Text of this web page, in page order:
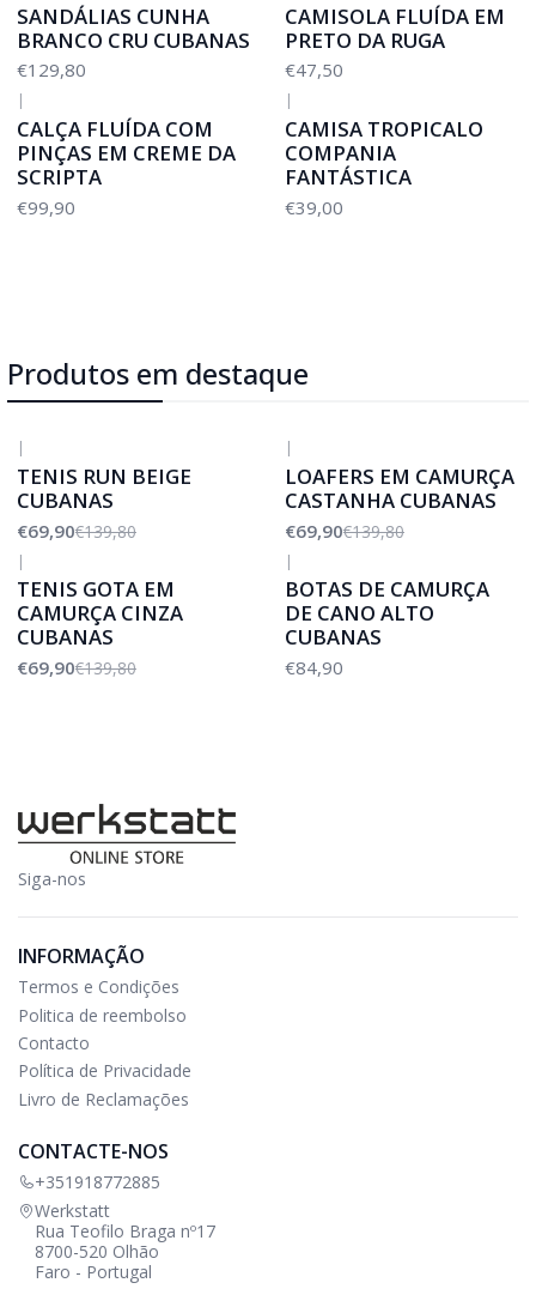
SANDÁLIAS CUNHA
BRANCO CRU CUBANAS
€129,80
CAMISOLA FLUÍDA EM
PRETO DA RUGA
€47,50
|
CALÇA FLUÍDA COM
PINÇAS EM CREME DA
SCRIPTA
€99,90
|
CAMISA TROPICALO
COMPANIA
FANTÁSTICA
€39,00
Produtos em destaque
|
TENIS RUN BEIGE
CUBANAS
€69,90€139,80
|
LOAFERS EM CAMURÇA
CASTANHA CUBANAS
€69,90€139,80
|
TENIS GOTA EM
CAMURÇA CINZA
CUBANAS
€69,90€139,80
|
BOTAS DE CAMURÇA
DE CANO ALTO
CUBANAS
€84,90
Siga-nos
INFORMAÇÃO
Termos e Condições
Politica de reembolso
Contacto
Política de Privacidade
Livro de Reclamações
CONTACTE-NOS
+351918772885
Werkstatt
Rua Teofilo Braga nº17
8700-520 Olhão
Faro - Portugal